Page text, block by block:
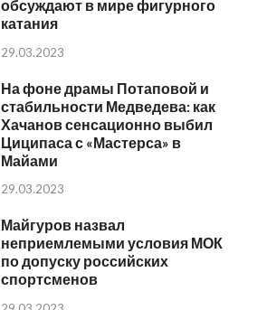
обсуждают в мире фигурного
катания
29.03.2023
На фоне драмы Потаповой и
стабильности Медведева: как
Хачанов сенсационно выбил
Циципаса с «Мастерса» в
Майами
29.03.2023
Майгуров назвал
неприемлемыми условия МОК
по допуску российских
спортсменов